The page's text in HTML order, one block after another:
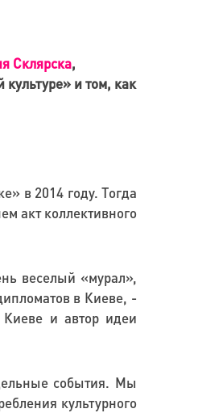
Склярска,
и том, как
в 2014 году. Тогда
акт коллективного
веселый «мурал»,
в Киеве, -
Киеве и автор идеи
события. Мы
культурного